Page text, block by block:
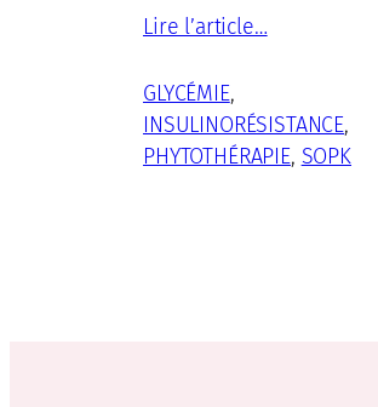
Lire l’article…
GLYCÉMIE
INSULINORÉSISTANCE
PHYTOTHÉRAPIE, SOPK